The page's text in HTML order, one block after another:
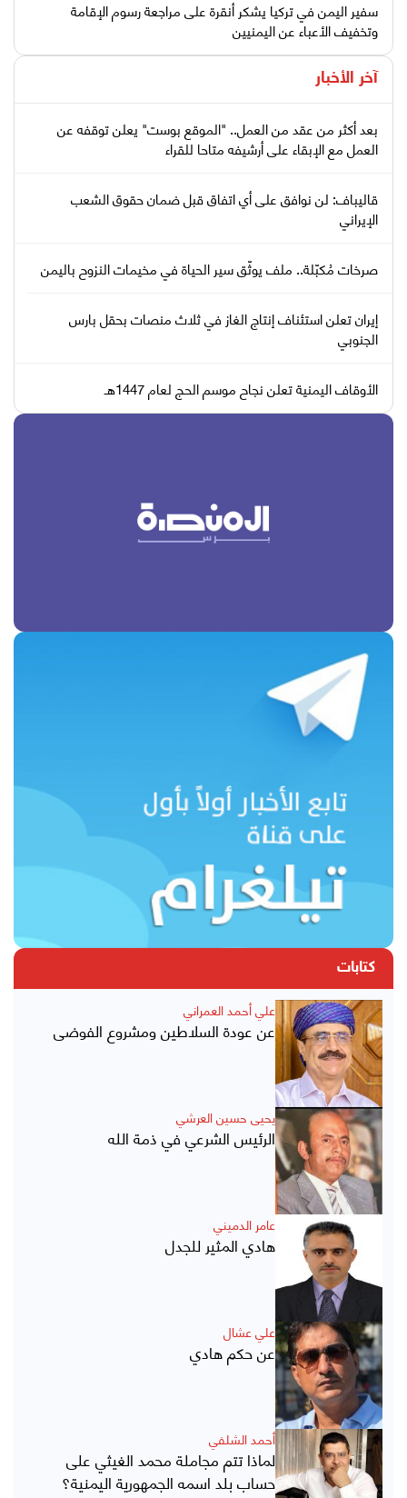
سفير اليمن في تركيا يشكر أنقرة على مراجعة رسوم الإقامة
وتخفيف الأعباء عن اليمنيين
آخر الأخبار
بعد أكثر من عقد من العمل.. "الموقع بوست" يعلن توقفه عن
العمل مع الإبقاء على أرشيفه متاحا للقراء
قاليباف: لن نوافق على أي اتفاق قبل ضمان حقوق الشعب
الإيراني
صرخات مُكبّلة.. ملف يوثّق سير الحياة في مخيمات النزوح باليمن
إيران تعلن استئناف إنتاج الغاز في ثلاث منصات بحقل بارس
الجنوبي
الأوقاف اليمنية تعلن نجاح موسم الحج لعام 1447هـ
كتابات
علي أحمد العمراني
عن عودة السلاطين ومشروع الفوضى
يحيى حسين العرشي
الرئيس الشرعي في ذمة الله
عامر الدميني
هادي المثير للجدل
علي عشال
عن حكم هادي
أحمد الشلفي
لماذا تتم مجاملة محمد الغيثي على
حساب بلد اسمه الجمهورية اليمنية؟